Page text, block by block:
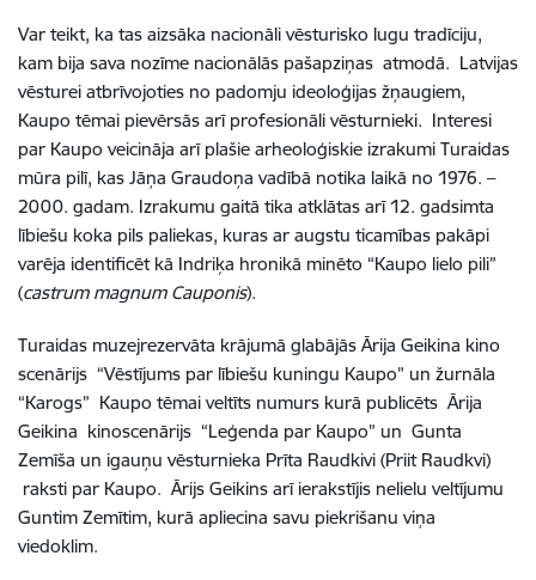
Var teikt, ka tas aizsāka nacionāli vēsturisko lugu tradīciju,
kam bija sava nozīme nacionālās pašapziņas atmodā. Latvijas
vēsturei atbrīvojoties no padomju ideoloģijas žņaugiem,
Kaupo tēmai pievērsās arī profesionāli vēsturnieki. Interesi
par Kaupo veicināja arī plašie arheoloģiskie izrakumi Turaidas
mūra pilī, kas Jāņa Graudoņa vadībā notika laikā no 1976. –
2000. gadam. Izrakumu gaitā tika atklātas arī 12. gadsimta
lībiešu koka pils paliekas, kuras ar augstu ticamības pakāpi
varēja identificēt kā Indriķa hronikā minēto “Kaupo lielo pili”
(castrum magnum Cauponis).
Turaidas muzejrezervāta krājumā glabājās Ārija Geikina kino
scenārijs “Vēstījums par lībiešu kuningu Kaupo” un žurnāla
“Karogs” Kaupo tēmai veltīts numurs kurā publicēts Ārija
Geikina kinoscenārijs “Leģenda par Kaupo” un Gunta
Zemīša un igauņu vēsturnieka Prīta Raudkivi (Priit Raudkvi)
raksti par Kaupo. Ārijs Geikins arī ierakstījis nelielu veltījumu
Guntim Zemītim, kurā apliecina savu piekrišanu viņa
viedoklim.